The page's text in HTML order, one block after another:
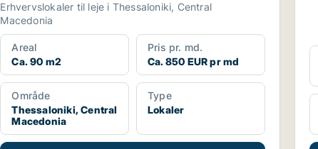
Erhvervslokaler til leje i Thessaloniki, Central
Macedonia
Areal
Ca. 90 m2
Pris pr. md.
Ca. 850 EUR pr md
Område
Thessaloniki, Central
Macedonia
Type
Lokaler